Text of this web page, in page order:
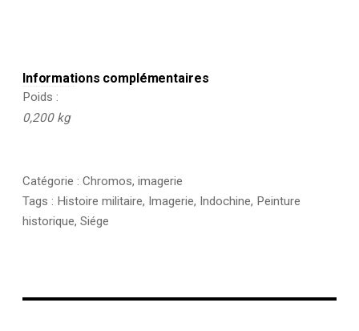
Informations complémentaires
Poids
0,200 kg
Catégorie : Chromos, imagerie
Tags : Histoire militaire, Imagerie, Indochine, Peinture
historique, Siége